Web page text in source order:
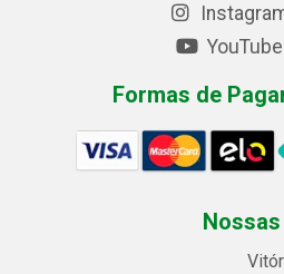
YouTube
Formas de